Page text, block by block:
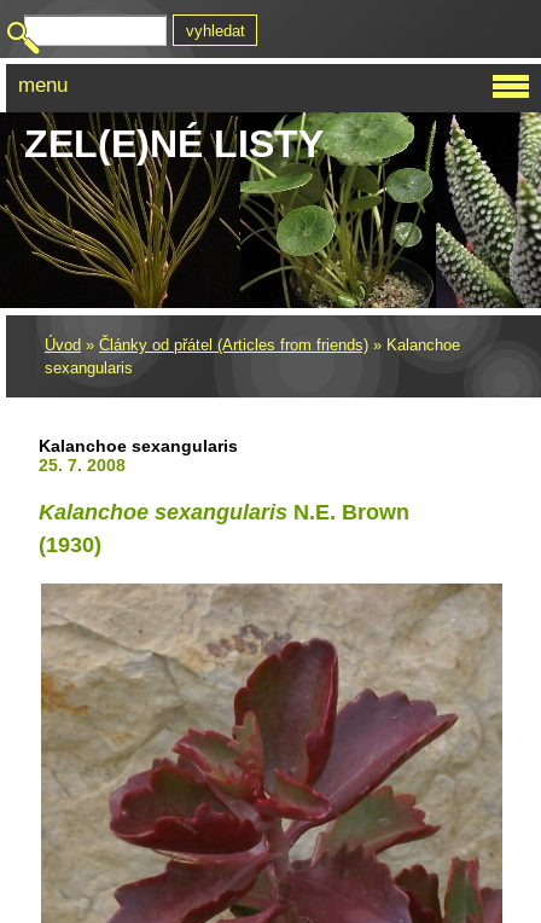
ZEL(E)NÉ LISTY
Úvod » Články od přátel (Articles from friends) » Kalanchoe
sexangularis
Kalanchoe sexangularis
25. 7. 2008
Kalanchoe sexangularis N.E. Brown
(1930)
menu